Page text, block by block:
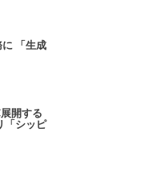
「生成
開する
「シッピ